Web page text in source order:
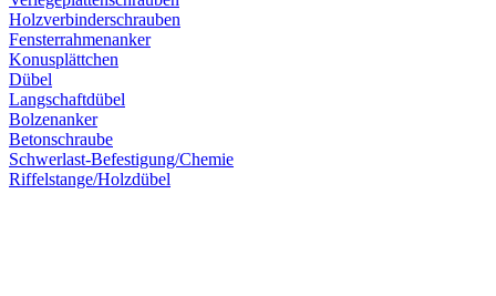
Holzverbinderschrauben
Fensterrahmenanker
Konusplättchen
Dübel
Langschaftdübel
Bolzenanker
Betonschraube
Schwerlast-Befestigung/Chemie
Riffelstange/Holzdübel